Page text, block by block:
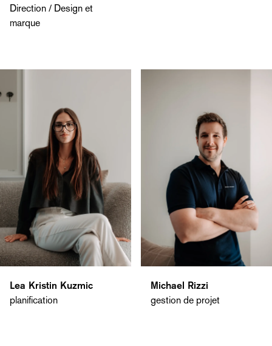
Direction / Design et
marque
Lea Kristin Kuzmic
planification
Michael Rizzi
gestion de projet